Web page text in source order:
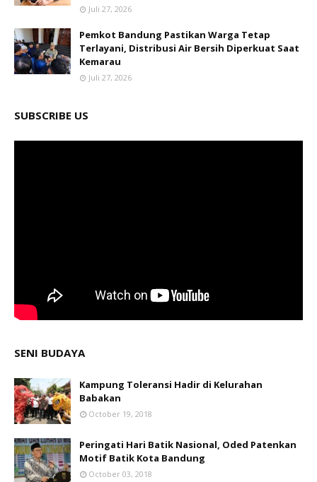
Juli 27, 2026
Pemkot Bandung Pastikan Warga Tetap
Terlayani, Distribusi Air Bersih Diperkuat Saat
Kemarau
Juli 27, 2026
SUBSCRIBE US
SENI BUDAYA
Kampung Toleransi Hadir di Kelurahan
Babakan
October 19, 2018
Peringati Hari Batik Nasional, Oded Patenkan
Motif Batik Kota Bandung
October 03, 2018